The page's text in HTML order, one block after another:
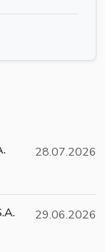
28.07.2026
29.06.2026